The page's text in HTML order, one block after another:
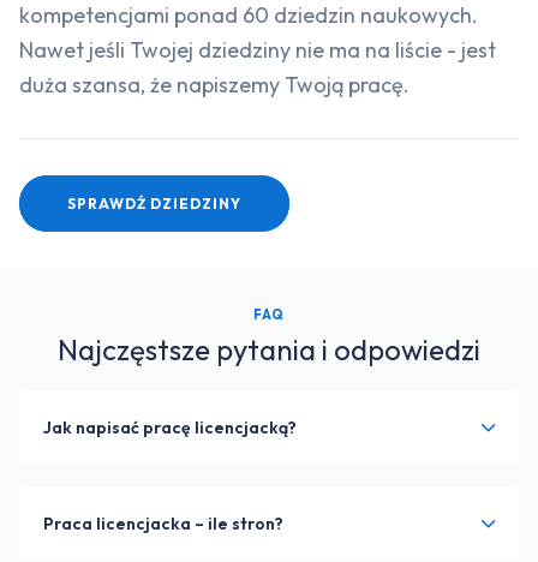
kompetencjami ponad 60 dziedzin naukowych.
Nawet jeśli Twojej dziedziny nie ma na liście - jest
duża szansa, że napiszemy Twoją pracę.
SPRAWDŹ DZIEDZINY
FAQ
Najczęstsze pytania i odpowiedzi
Jak napisać pracę licencjacką?
Praca licencjacka – ile stron?